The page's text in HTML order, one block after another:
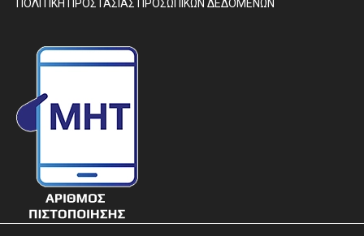
ΠΟΛΙΤΙΚΗ ΠΡΟΣΤΑΣΙΑΣ ΠΡΟΣΩΠΙΚΩΝ ΔΕΔΟΜΕΝΩΝ